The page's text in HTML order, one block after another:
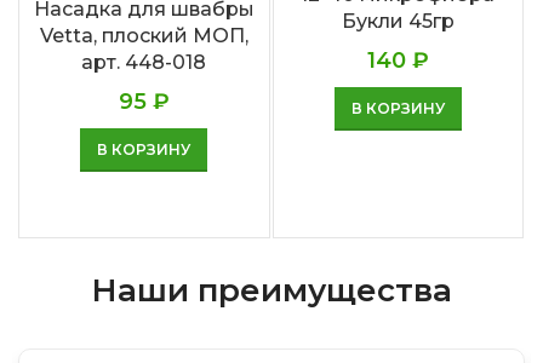
Насадка для швабры
Vetta, плоский МОП,
арт. 448-018
95 ₽
В КОРЗИНУ
Букли 45гр
140 ₽
В КОРЗИНУ
Наши преимущества